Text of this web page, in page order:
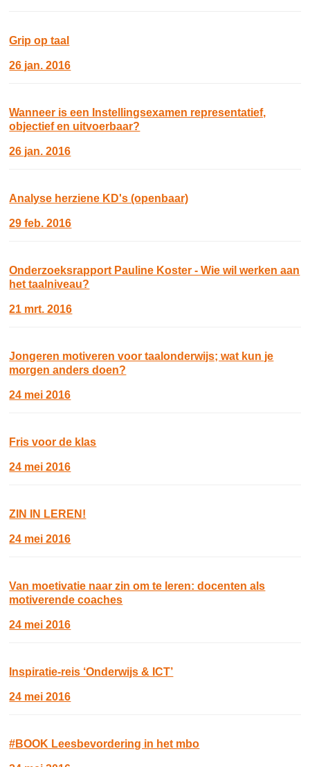
Grip op taal
26 jan. 2016
Wanneer is een Instellingsexamen representatief,
objectief en uitvoerbaar?
26 jan. 2016
Analyse herziene KD's (openbaar)
29 feb. 2016
Onderzoeksrapport Pauline Koster - Wie wil werken aan
het taalniveau?
21 mrt. 2016
Jongeren motiveren voor taalonderwijs; wat kun je
morgen anders doen?
24 mei 2016
Fris voor de klas
24 mei 2016
ZIN IN LEREN!
24 mei 2016
Van moetivatie naar zin om te leren: docenten als
motiverende coaches
24 mei 2016
Inspiratie-reis ‘Onderwijs & ICT’
24 mei 2016
#BOOK Leesbevordering in het mbo